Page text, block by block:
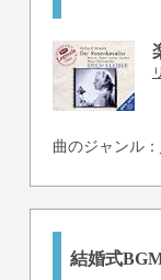
曲のジャンル：
結婚式